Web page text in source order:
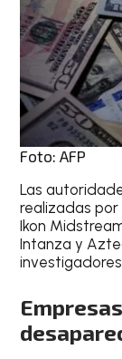
Foto: AFP
Las
realizadas por
Ikon
Intanza y